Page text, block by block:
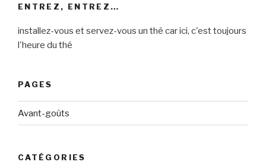
ENTREZ, ENTREZ…
installez-vous et servez-vous un thé car ici, c'est toujours
l'heure du thé
PAGES
Avant-goûts
CATÉGORIES